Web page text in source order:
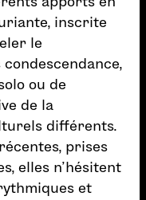
inscrite
le
ou de
de la
différents.
prises
elles n’hésitent
et